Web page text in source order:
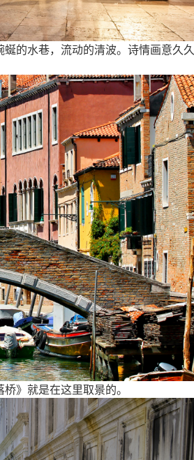
的水巷，流动的清波。诗情画意久久
》就是在这里取景的。